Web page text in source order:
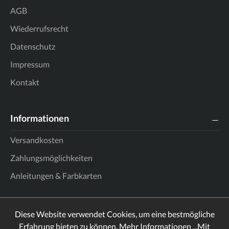
AGB
Wiederrufsrecht
Datenschutz
Impressum
Kontakt
Informationen
Versandkosten
Zahlungsmöglichkeiten
Anleitungen & Farbkarten
Diese Website verwendet Cookies, um eine bestmögliche
Erfahrung bieten zu können. Mehr Informationen ...Mit